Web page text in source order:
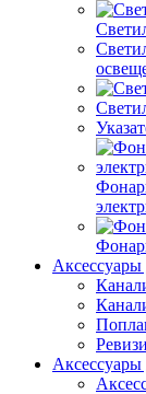
Аксессуары